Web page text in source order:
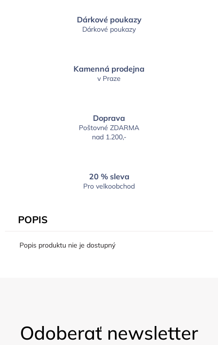
Dárkové poukazy
Dárkové poukazy
Kamenná prodejna
v Praze
Doprava
Poštovné ZDARMA
nad 1.200,-
20 % sleva
Pro velkoobchod
POPIS
Popis produktu nie je dostupný
Odoberať newsletter